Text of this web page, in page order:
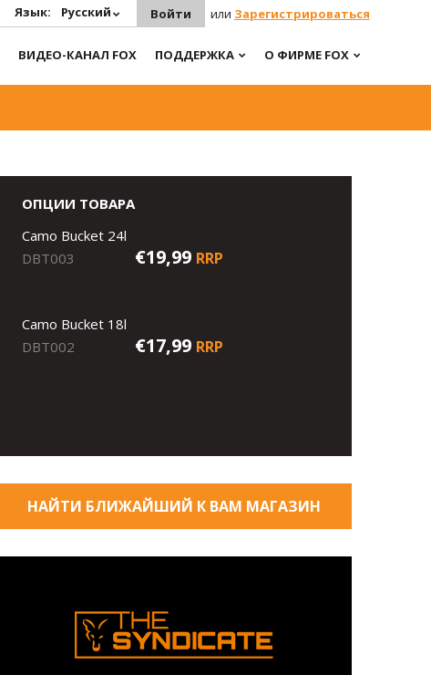
Язык: Русский Войти или Зарегистрироваться
ВИДЕО-КАНАЛ FOX ПОДДЕРЖКА О ФИРМЕ FOX
ОПЦИИ ТОВАРА
Camo Bucket 24l
DBT003
€19,99 RRP
Camo Bucket 18l
DBT002
€17,99 RRP
НАЙТИ БЛИЖАЙШИЙ К ВАМ МАГАЗИН